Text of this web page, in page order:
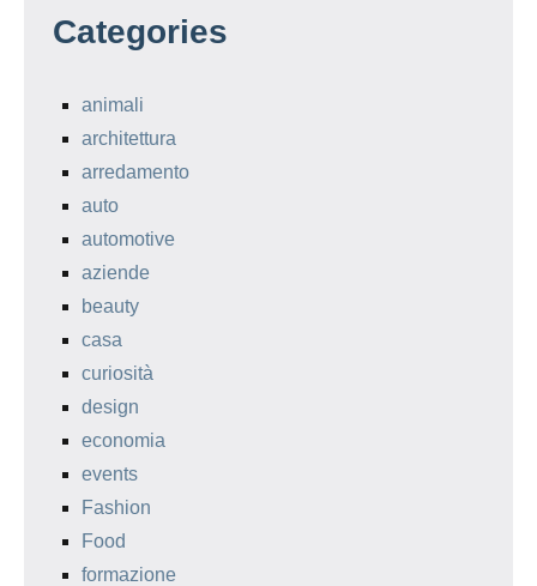
Categories
animali
architettura
arredamento
auto
automotive
aziende
beauty
casa
curiosità
design
economia
events
Fashion
Food
formazione